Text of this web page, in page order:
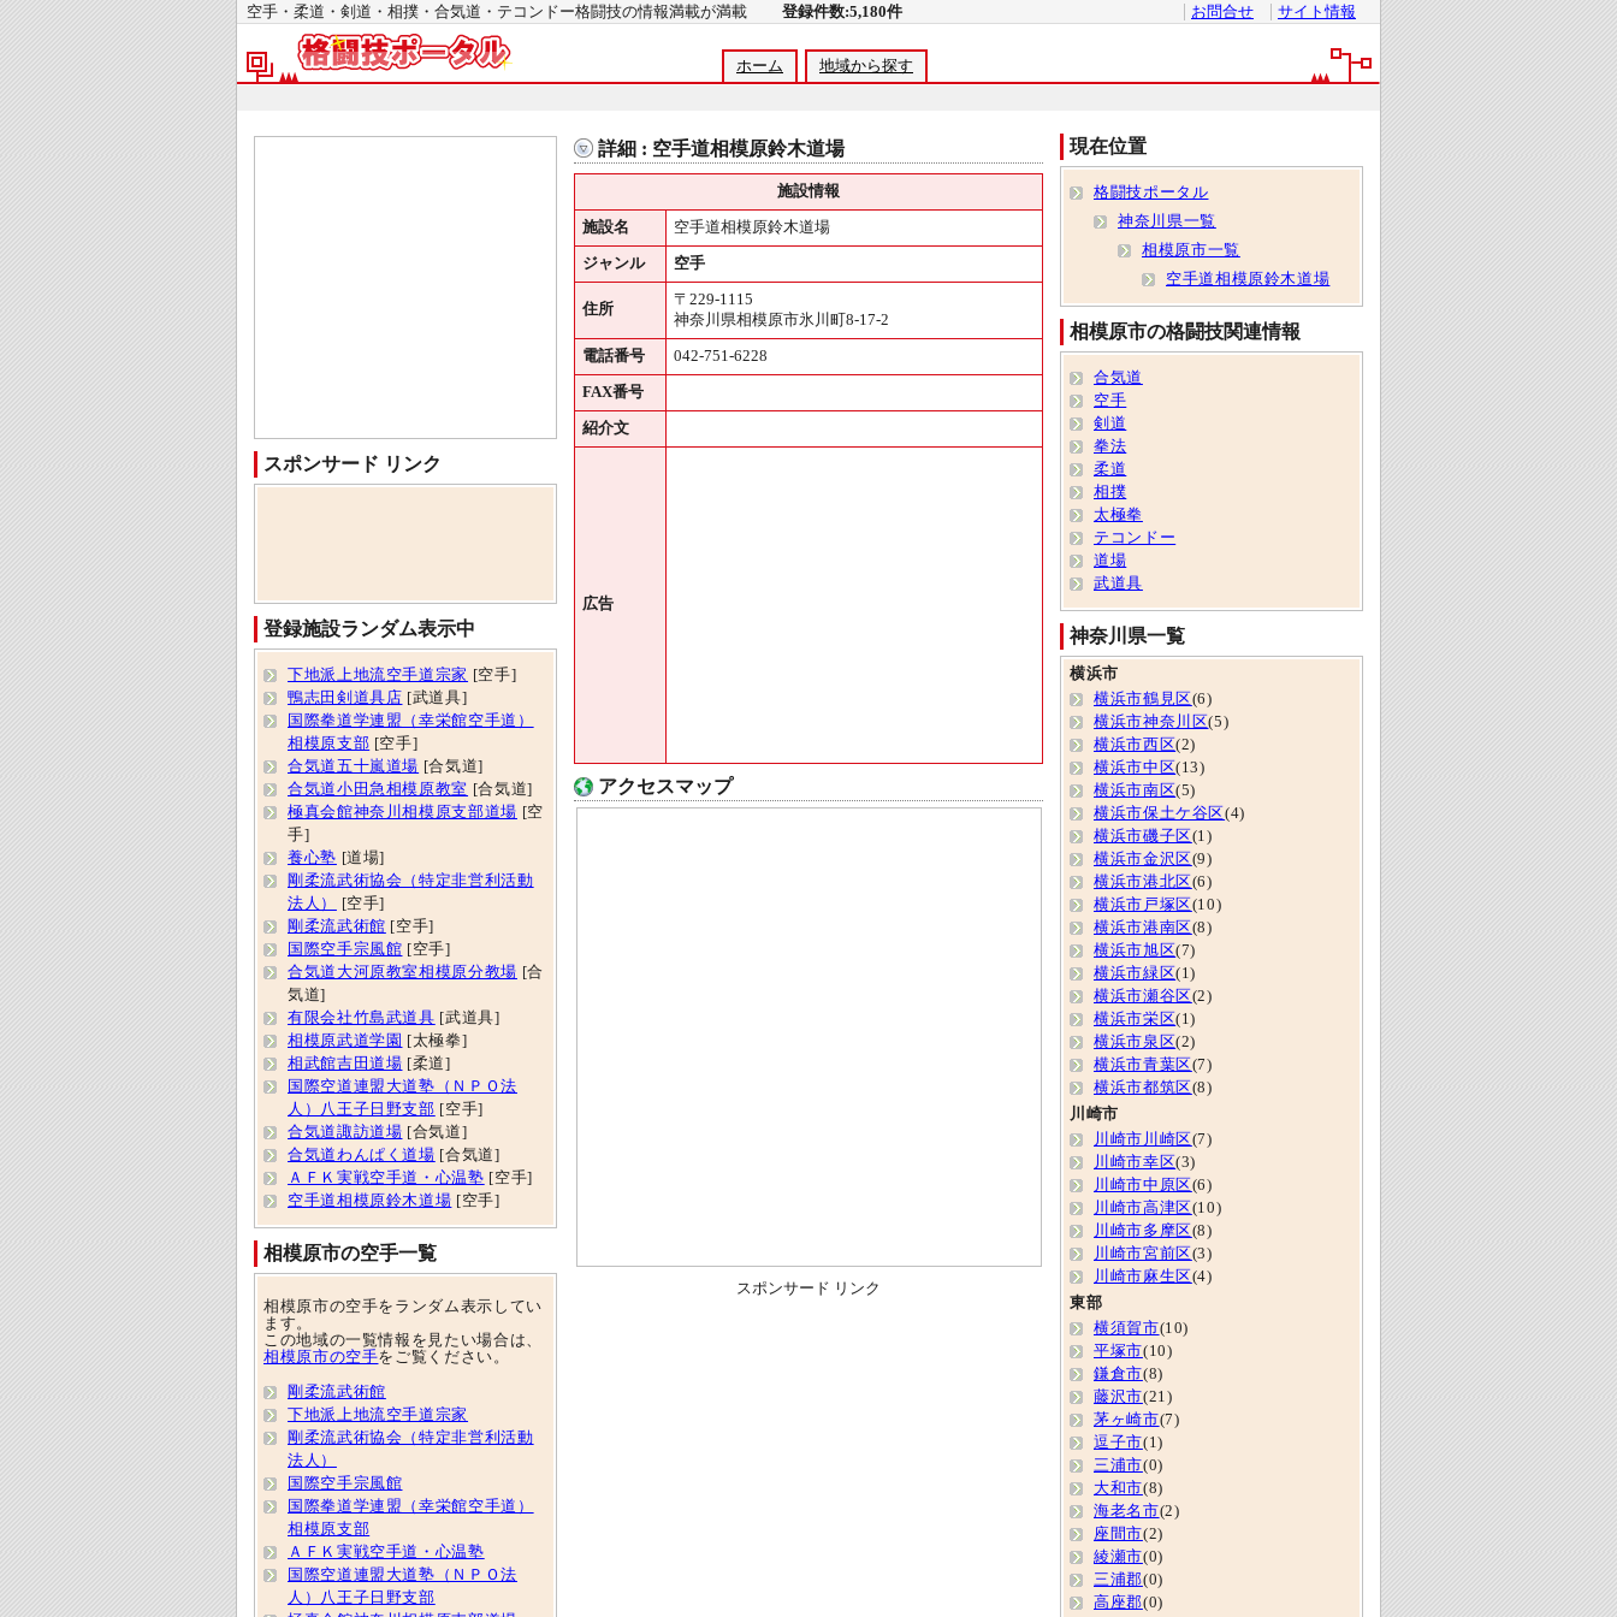
空手・柔道・剣道・相撲・合気道・テコンドー格闘技の情報満載が満載 登録件数:5,180件 お問合せ サイト情報
ホーム 地域から探す
詳細 : 空手道相模原鈴木道場
施設情報
施設名 空手道相模原鈴木道場
ジャンル 空手
住所
〒229-1115
神奈川県相模原市氷川町8-17-2
電話番号 042-751-6228
FAX番号
紹介文
広告
アクセスマップ
スポンサード リンク
スポンサード リンク
登録施設ランダム表示中
下地派上地流空手道宗家 [空手]
鴨志田剣道具店 [武道具]
国際拳道学連盟（幸栄館空手道）
相模原支部 [空手]
合気道五十嵐道場 [合気道]
合気道小田急相模原教室 [合気道]
極真会館神奈川相模原支部道場 [空
手]
養心塾 [道場]
剛柔流武術協会（特定非営利活動
法人）
[空手]
剛柔流武術館 [空手]
国際空手宗風館 [空手]
合気道大河原教室相模原分教場 [合
気道]
有限会社竹島武道具 [武道具]
相模原武道学園 [太極拳]
相武館吉田道場 [柔道]
国際空道連盟大道塾（ＮＰＯ法
人）八王子日野支部 [空手]
合気道諏訪道場 [合気道]
合気道わんぱく道場 [合気道]
ＡＦＫ実戦空手道・心温塾 [空手]
空手道相模原鈴木道場 [空手]
相模原市の空手一覧
相模原市の空手をランダム表示してい
ます。
この地域の一覧情報を見たい場合は、
相模原市の空手をご覧ください。
剛柔流武術館
下地派上地流空手道宗家
剛柔流武術協会（特定非営利活動
法人）
国際空手宗風館
国際拳道学連盟（幸栄館空手道）
相模原支部
ＡＦＫ実戦空手道・心温塾
国際空道連盟大道塾（ＮＰＯ法
人）八王子日野支部
現在位置
格闘技ポータル
神奈川県一覧
相模原市一覧
空手道相模原鈴木道場
相模原市の格闘技関連情報
合気道
空手
剣道
拳法
柔道
相撲
太極拳
テコンドー
道場
武道具
神奈川県一覧
横浜市
横浜市鶴見区 (6)
横浜市神奈川区(5)
横浜市西区(2)
横浜市中区(13)
横浜市南区(5)
横浜市保土ケ谷区(4)
横浜市磯子区 (1)
横浜市金沢区 (9)
横浜市港北区 (6)
横浜市戸塚区 (10)
横浜市港南区 (8)
横浜市旭区(7)
横浜市緑区(1)
横浜市瀬谷区 (2)
横浜市栄区(1)
横浜市泉区(2)
横浜市青葉区 (7)
横浜市都筑区 (8)
川崎市
川崎市川崎区 (7)
川崎市幸区(3)
川崎市中原区 (6)
川崎市高津区 (10)
川崎市多摩区 (8)
川崎市宮前区 (3)
川崎市麻生区 (4)
東部
横須賀市(10)
平塚市(10)
鎌倉市(8)
藤沢市(21)
茅ヶ崎市(7)
逗子市(1)
三浦市(0)
大和市(8)
海老名市(2)
座間市(2)
綾瀬市(0)
三浦郡(0)
高座郡(0)